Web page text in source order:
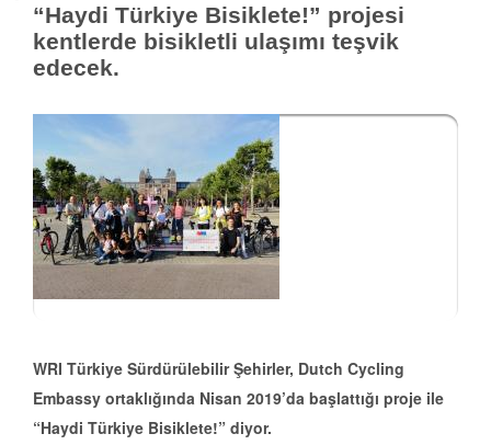
“Haydi Türkiye Bisiklete!” projesi
kentlerde bisikletli ulaşımı teşvik
edecek.
WRI Türkiye Sürdürülebilir Şehirler, Dutch Cycling
Embassy ortaklığında Nisan 2019’da başlattığı proje ile
“Haydi Türkiye Bisiklete!” diyor.